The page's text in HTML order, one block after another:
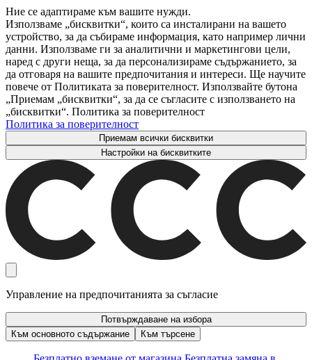
Ние се адаптираме към вашите нужди.
Използваме „бисквитки“, които са инсталирани на вашето
устройство, за да събираме информация, като например лични
данни. Използваме ги за аналитични и маркетингови цели,
наред с други неща, за да персонализираме съдържанието, за
да отговаря на вашите предпочитания и интереси. Ще научите
повече от Политиката за поверителност. Използвайте бутона
„Приемам „бисквитки“, за да се съгласите с използването на
„бисквитки“. Политика за поверителност
Политика за поверителност
Приемам всички бисквитки
Настройки на бисквитките
Управление на предпочитанията за съгласие
Потвърждаване на избора
Към основното съдържание
Към търсене